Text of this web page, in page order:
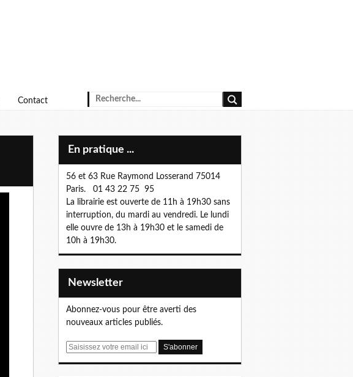
Contact
En pratique ...
56 et 63 Rue Raymond Losserand 75014
Paris. 01 43 22 75 95
La librairie est ouverte de 11h à 19h30 sans
interruption, du mardi au vendredi. Le lundi
elle ouvre de 13h à 19h30 et le samedi de
10h à 19h30.
Newsletter
Abonnez-vous pour être averti des
nouveaux articles publiés.
E